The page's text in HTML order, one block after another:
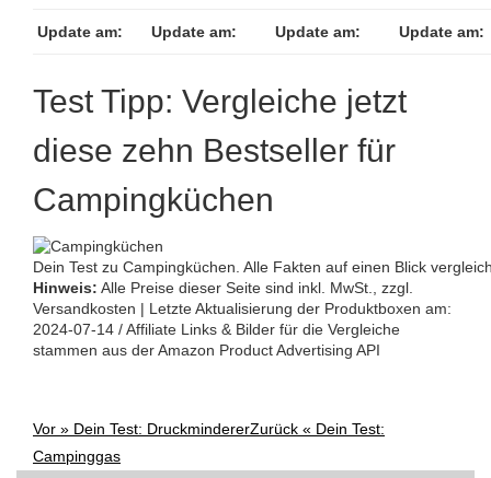
Update am: Update am: Update am: Update am:
Test Tipp: Vergleiche jetzt
diese zehn Bestseller für
Campingküchen
Dein Test zu Campingküchen. Alle Fakten auf einen Blick
Hinweis: Alle Preise dieser Seite sind inkl. MwSt., zzgl.
Versandkosten | Letzte Aktualisierung der Produktboxen am:
2024-07-14 / Affiliate Links & Bilder für die Vergleiche
stammen aus der Amazon Product Advertising API
Post
Vor » Dein Test: DruckmindererZurück « Dein Test:
Campinggas